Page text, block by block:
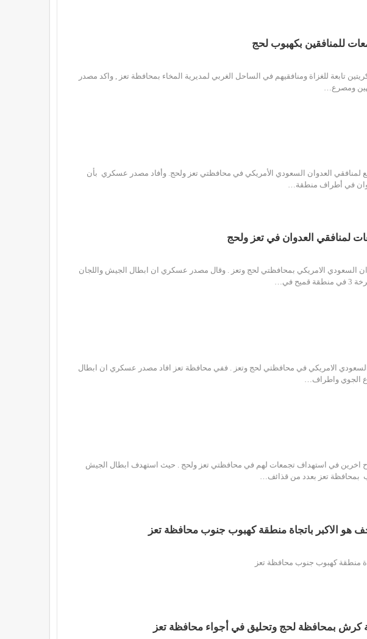
للمنافقين بكهبوب لحج
تابعة للغزاة ومنافقيهم في الساحل الغربي لمديرية المخاء بمحافظة تعز , واكد مصدر
ومصرع…
لمنافقي العدوان السعودي الأمريكي في محافظتي تعز ولحج. وأفاد مصدر عسكري بأن
في أطراف منطقة…
لمنافقي العدوان في تعز ولحج
السعودي الامريكي بمحافظتي لحج وتعز . وقال مصدر عسكري ان ابطال الجيش واللجان
في…
الامريكي في محافظتي لحج وتعز . ففي محافظة تعز افاد مصدر عسكري ان ابطال
الجوي واطراف…
اخرين في استهداف تجمعات لهم في محافظتي تعز ولحج . حيث استهدف ابطال الجيش
بمحافظة تعز بعدد من قذائف…
كرش بمحافظة لحج وتحليق في أجواء محافظة تعز